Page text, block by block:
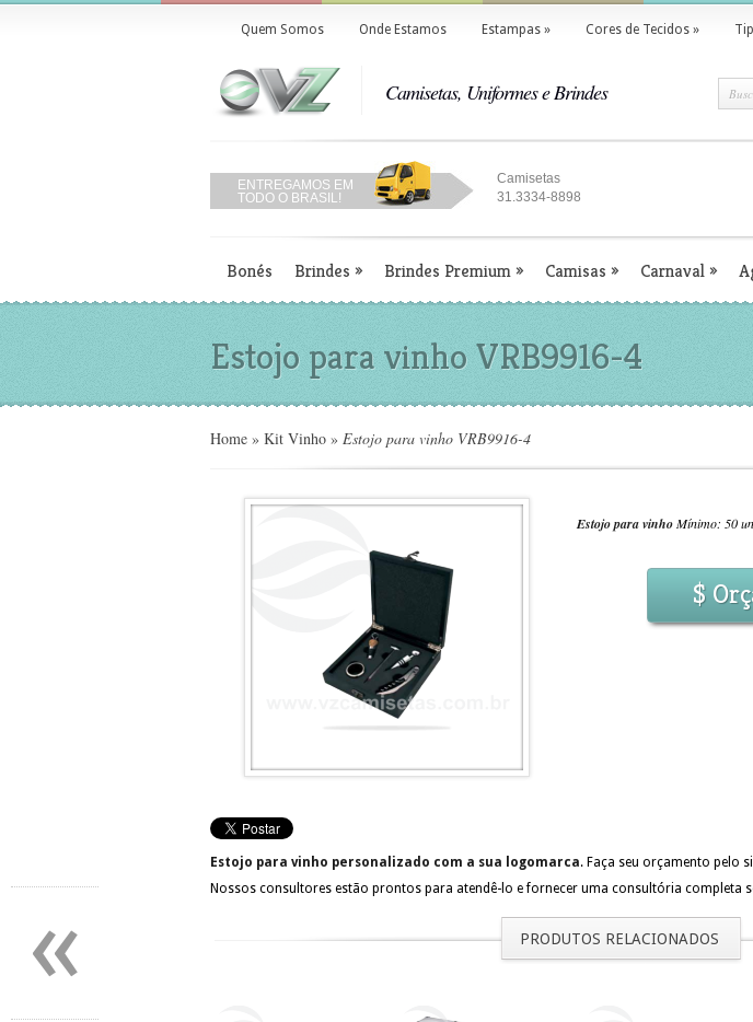
«
Quem Somos Onde Estamos Estampas» Cores de Tecidos»
Camisetas, Uniformes e Brindes
ENTREGAMOS EM
TODO O BRASIL!
Camisetas
31.3334-8898
Bonés Brindes » Brindes Premium» Camisas » Carnaval»
Estojo para vinho VRB9916-4
Home » Kit Vinho » Estojo para vinho VRB9916-4
Estojo para vinhoMínimo: 50
$
Estojo para vinho personalizado com a sua logomarca. Faça seu orçamento pelo
Nossos consultores estão prontos para atendê-lo e fornecer uma consultória completa
PRODUTOS RELACIONADOS